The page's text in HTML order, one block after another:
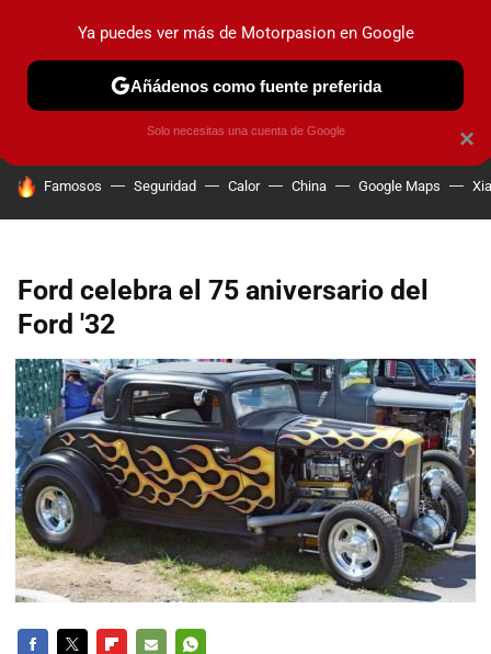
PRUEBAS COCHES ELÉCTRICOS OBSERVATORIO
HOY SE HABLA DE
Famosos Seguridad Calor China Google Maps
Ford celebra el 75 aniversario del
Ford '32
×
Ya puedes ver más de Motorpasion en Google
Añádenos como fuente preferida
Solo necesitas una cuenta de Google